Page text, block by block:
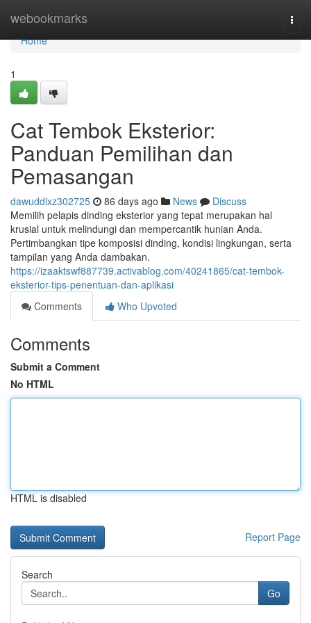
webookmarks
Home
Home
1
Cat Tembok Eksterior:
Panduan Pemilihan dan
Pemasangan
dawuddixz302725 86 days ago News
Discuss
Memilih pelapis dinding eksterior yang tepat merupakan hal
krusial untuk melindungi dan mempercantik hunian Anda.
Pertimbangkan tipe komposisi dinding, kondisi lingkungan, serta
tampilan yang Anda dambakan.
https://izaaktswf887739.activablog.com/40241865/cat-tembok-
eksterior-tips-penentuan-dan-aplikasi
Comments
Who Upvoted
Comments
Submit a Comment
No HTML
HTML is disabled
Report Page
Search
Go